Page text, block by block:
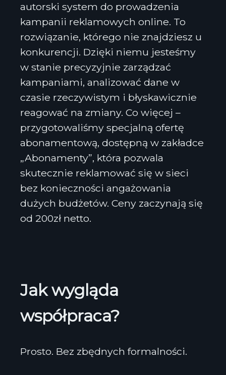
autorski system do prowadzenia
kampanii reklamowych online. To
rozwiązanie, którego nie znajdziesz u
konkurencji. Dzięki niemu jesteśmy
w stanie precyzyjnie zarządzać
kampaniami, analizować dane w
czasie rzeczywistym i błyskawicznie
reagować na zmiany. Co więcej –
przygotowaliśmy specjalną ofertę
abonamentową, dostępną w zakładce
„Abonamenty”, która pozwala
skutecznie reklamować się w sieci
bez konieczności angażowania
dużych budżetów. Ceny zaczynają się
od 200zł netto.
Jak wygląda
współpraca?
Prosto. Bez zbędnych formalności.